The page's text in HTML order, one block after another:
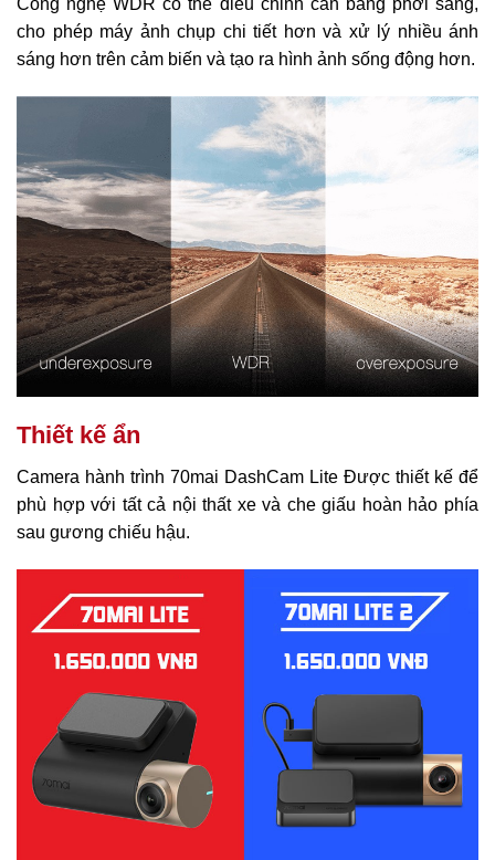
Công nghệ WDR có thể điều chỉnh cân bằng phơi sáng,
cho phép máy ảnh chụp chi tiết hơn và xử lý nhiều ánh
sáng hơn trên cảm biến và tạo ra hình ảnh sống động hơn.
Thiết kế ẩn
Camera hành trình 70mai DashCam Lite Được thiết kế để
phù hợp với tất cả nội thất xe và che giấu hoàn hảo phía
sau gương chiếu hậu.